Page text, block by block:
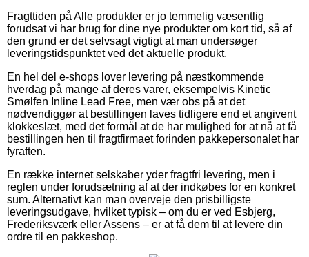
Fragttiden på Alle produkter er jo temmelig væsentlig
forudsat vi har brug for dine nye produkter om kort tid, så af
den grund er det selvsagt vigtigt at man undersøger
leveringstidspunktet ved det aktuelle produkt.
En hel del e-shops lover levering på næstkommende
hverdag på mange af deres varer, eksempelvis Kinetic
Smølfen Inline Lead Free, men vær obs på at det
nødvendiggør at bestillingen laves tidligere end et angivent
klokkeslæt, med det formål at de har mulighed for at nå at få
bestillingen hen til fragtfirmaet forinden pakkepersonalet har
fyraften.
En række internet selskaber yder fragtfri levering, men i
reglen under forudsætning af at der indkøbes for en konkret
sum. Alternativt kan man overveje den prisbilligste
leveringsudgave, hvilket typisk – om du er ved Esbjerg,
Frederiksværk eller Assens – er at få dem til at levere din
ordre til en pakkeshop.